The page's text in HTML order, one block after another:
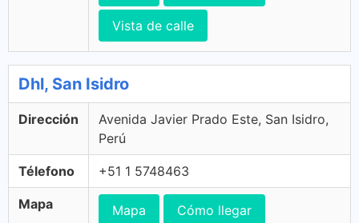
Vista de calle
Dhl, San Isidro
Dirección
Avenida Javier Prado Este, San Isidro,
Perú
Télefono +51 1 5748463
Mapa Mapa Cómo llegar